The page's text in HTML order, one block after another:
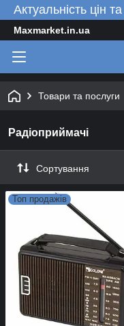
Актуальність цін
Maxmarket.in.ua
Товари та послуги
Радіоприймачі
Сортування
Топ продажів